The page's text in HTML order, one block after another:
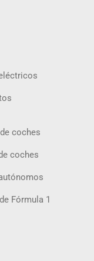
coches
coches
Fórmula 1